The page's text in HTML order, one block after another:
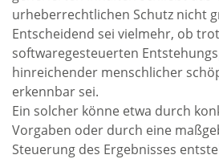
urheberrechtlichen Schutz nicht
Entscheidend sei vielmehr, ob
softwaregesteuerten
hinreichender menschlicher
erkennbar sei.
Ein solcher könne etwa durch
Vorgaben oder durch eine
Steuerung des Ergebnisses